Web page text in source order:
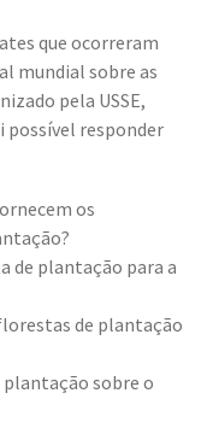
que ocorreram
mundial sobre as
pela USSE,
possível responder
os
de plantação para a
de plantação
sobre o